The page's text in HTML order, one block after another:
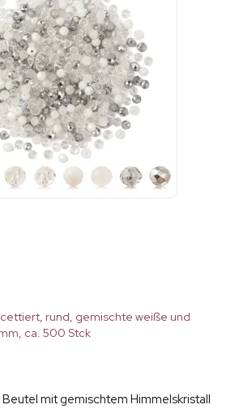
rund, gemischte weiße und
ca. 500 Stck
mit gemischtem Himmelskristall